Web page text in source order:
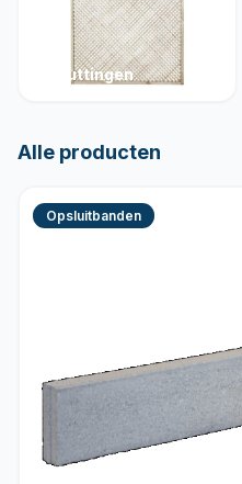
Schuttingen
Alle producten
Opsluitbanden